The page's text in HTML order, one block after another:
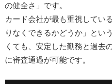
の健全さ」です。
カード会社が最も重視してい
りなくできるかどうか」とい
くても、安定した勤務と過去
に審査通過が可能です。